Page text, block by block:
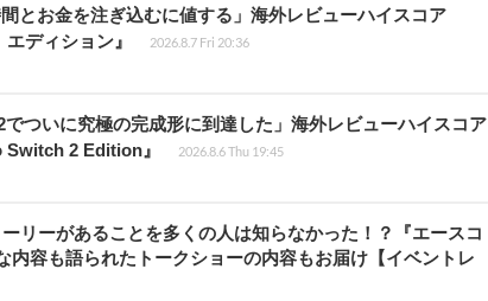
とお金を注ぎ込むに値する」海外レビューハイスコア
ディション』
2026.8.7 Fri 20:36
でついに究極の完成形に到達した」海外レビューハイスコア
Switch 2 Edition』
2026.8.6 Thu 19:45
リーがあることを多くの人は知らなかった！？『エースコ
内容も語られたトークショーの内容もお届け【イベントレ